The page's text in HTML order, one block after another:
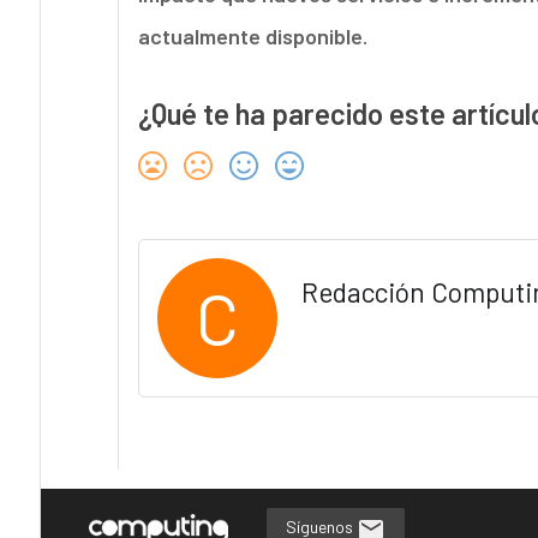
actualmente disponible.
¿Qué te ha parecido este
C Redacción
Síguenos